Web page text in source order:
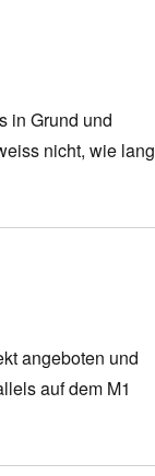
in Grund und
nicht, wie lang
angeboten und
auf dem M1